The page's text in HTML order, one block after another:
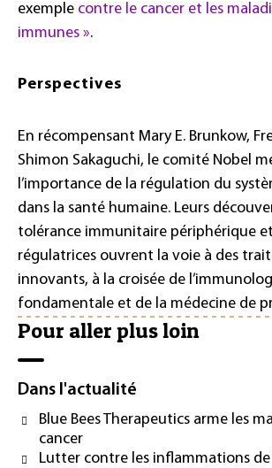
exemple contre le cancer et les
immunes ».
Perspectives
En récompensant Mary E. Brunkow,
Shimon Sakaguchi, le comité Nobel
l’importance de la régulation du
dans la santé humaine. Leurs
tolérance immunitaire périphérique et
régulatrices ouvrent la voie à des
innovants, à la croisée de
fondamentale et de la médecine de
Pour aller plus loin
Dans l'actualité
Blue Bees Therapeutics arme les
cancer
Lutter contre les inflammations de